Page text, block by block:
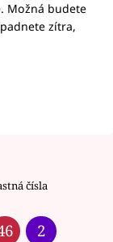
Možná budete
zítra,
čísla
2